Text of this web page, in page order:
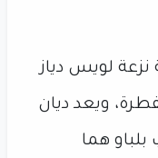
لويس دياز
ويعد ديان
بلباو هما